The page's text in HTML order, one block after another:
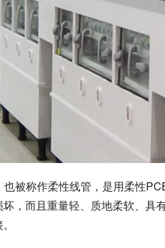
被称作柔性线管，是用柔性
，而且重量轻、质地柔软、